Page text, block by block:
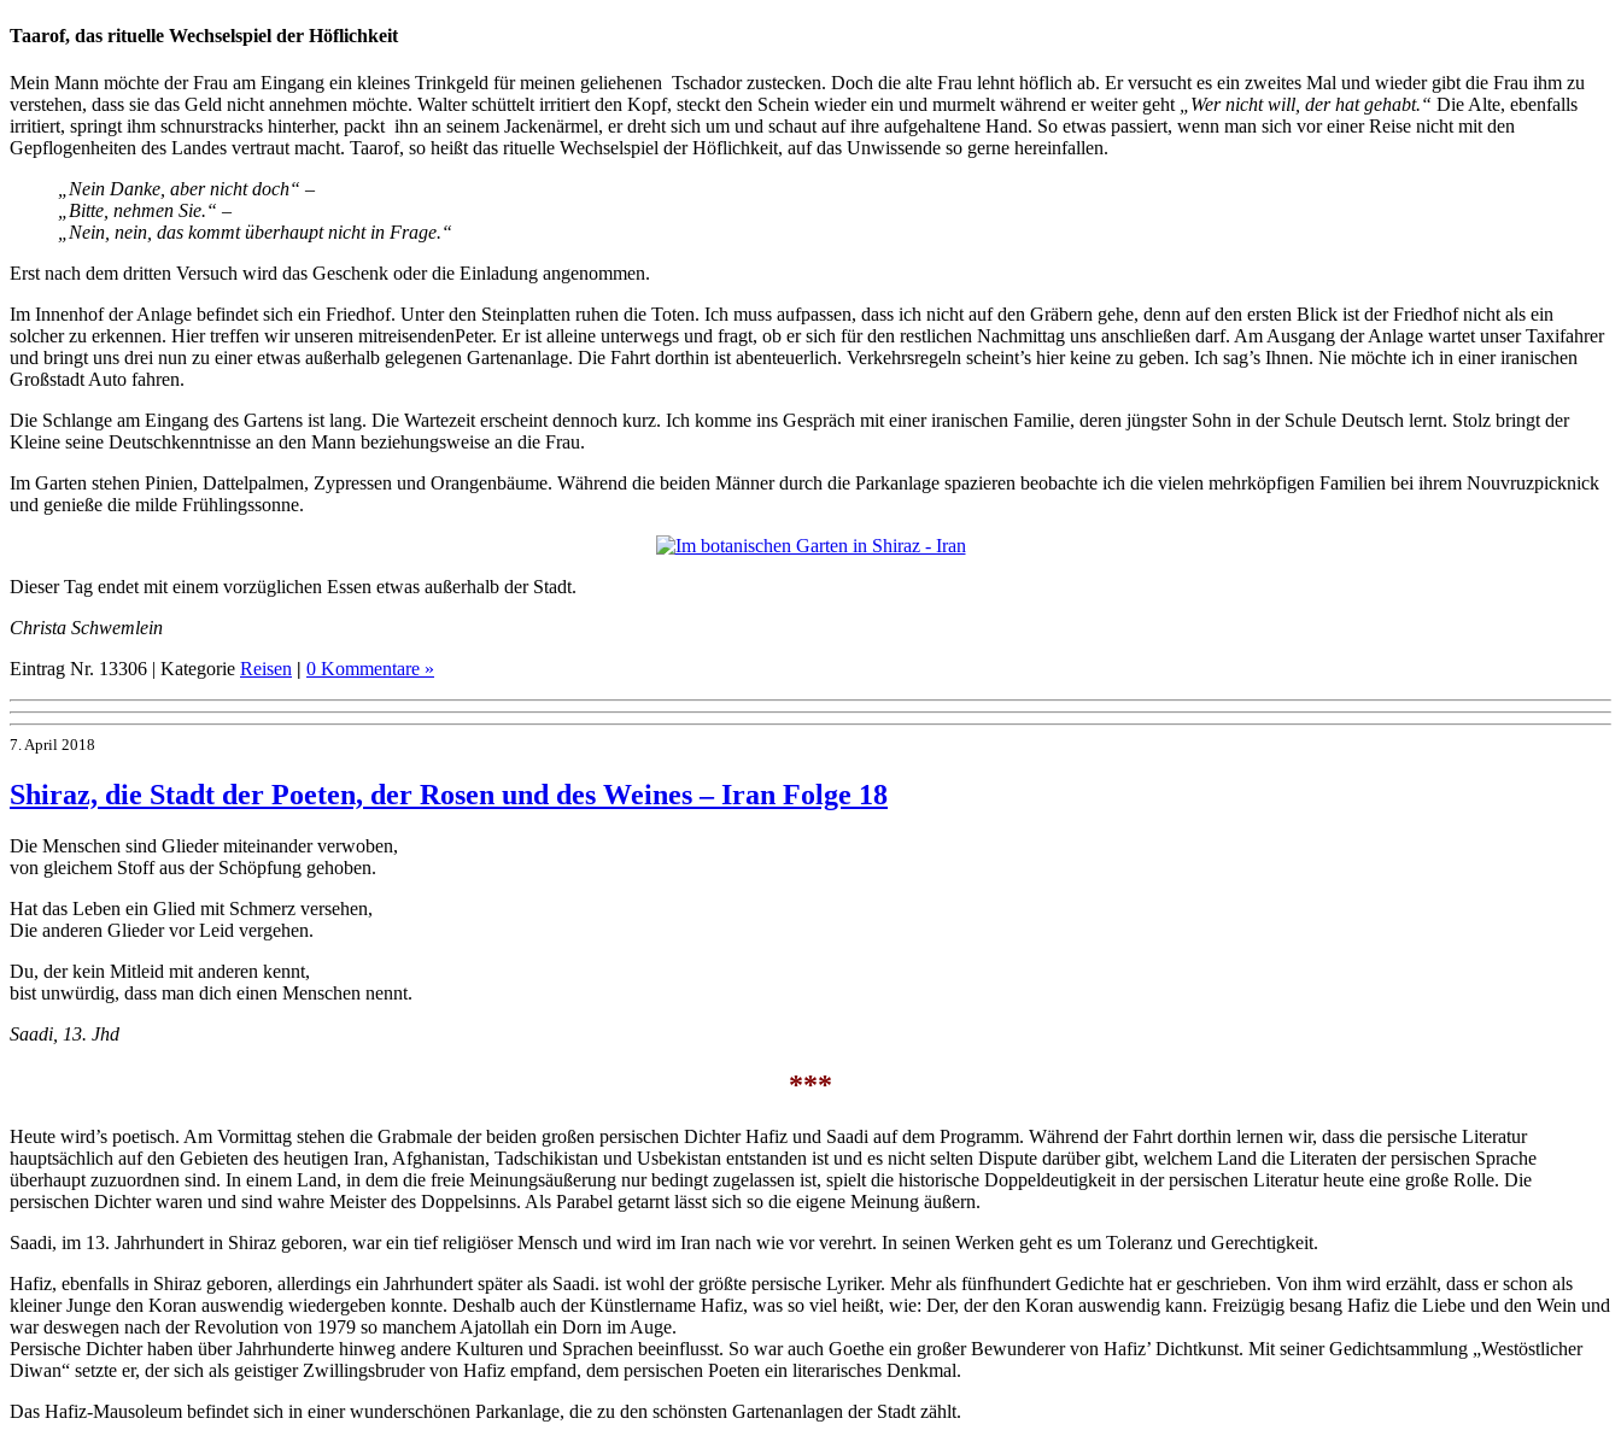
Taarof, das rituelle Wechselspiel der Höflichkeit
Mein Mann möchte der Frau am Eingang ein kleines Trinkgeld für meinen geliehenen Tschador zustecken. Doch die alte Frau lehnt höflich ab. Er versucht es ein zweites Mal und wieder gibt die Frau ihm zu
verstehen, dass sie das Geld nicht annehmen möchte. Walter schüttelt irritiert den Kopf, steckt den Schein wieder ein und murmelt während er weiter geht
„Wer nicht will, der hat gehabt.“ Die Alte, ebenfalls
irritiert, springt ihm schnurstracks hinterher, packt ihn an seinem Jackenärmel, er dreht sich um und schaut auf ihre aufgehaltene Hand. So etwas passiert, wenn man sich vor einer Reise nicht mit den
Gepflogenheiten des Landes vertraut macht. Taarof, so heißt das rituelle Wechselspiel der Höflichkeit, auf das Unwissende so gerne hereinfallen.
„Nein Danke, aber nicht doch“ –
„Bitte, nehmen Sie.“ –
„Nein, nein, das kommt überhaupt nicht in Frage.“
Erst nach dem dritten Versuch wird das Geschenk oder die Einladung angenommen.
Im Innenhof der Anlage befindet sich ein Friedhof. Unter den Steinplatten ruhen die Toten. Ich muss aufpassen, dass ich nicht auf den Gräbern gehe, denn auf den ersten Blick ist der Friedhof nicht als ein
solcher zu erkennen. Hier treffen wir unseren mitreisendenPeter. Er ist alleine unterwegs und fragt, ob er sich für den restlichen Nachmittag uns anschließen darf. Am Ausgang der Anlage wartet unser Taxifahrer
und bringt uns drei nun zu einer etwas außerhalb gelegenen Gartenanlage. Die Fahrt dorthin ist abenteuerlich. Verkehrsregeln scheint’s hier keine zu geben. Ich sag’s Ihnen. Nie möchte ich in einer iranischen
Großstadt Auto fahren.
Die Schlange am Eingang des Gartens ist lang. Die Wartezeit erscheint dennoch kurz. Ich komme ins Gespräch mit einer iranischen Familie, deren jüngster Sohn in der Schule Deutsch lernt. Stolz bringt der
Kleine seine Deutschkenntnisse an den Mann beziehungsweise an die Frau.
Im Garten stehen Pinien, Dattelpalmen, Zypressen und Orangenbäume. Während die beiden Männer durch die Parkanlage spazieren beobachte ich die vielen mehrköpfigen Familien bei ihrem Nouvruzpicknick
und genieße die milde Frühlingssonne.
Dieser Tag endet mit einem vorzüglichen Essen etwas außerhalb der Stadt.
Christa Schwemlein
Eintrag Nr. 13306 | Kategorie Reisen | 0 Kommentare »
7. April 2018
Shiraz, die Stadt der Poeten, der Rosen und des Weines – Iran Folge 18
Die Menschen sind Glieder miteinander verwoben,
von gleichem Stoff aus der Schöpfung gehoben.
Hat das Leben ein Glied mit Schmerz versehen,
Die anderen Glieder vor Leid vergehen.
Du, der kein Mitleid mit anderen kennt,
bist unwürdig, dass man dich einen Menschen nennt.
Saadi, 13. Jhd
***
Heute wird’s poetisch. Am Vormittag stehen die Grabmale der beiden großen persischen Dichter Hafiz und Saadi auf dem Programm. Während der Fahrt dorthin lernen wir, dass die persische Literatur
hauptsächlich auf den Gebieten des heutigen Iran, Afghanistan, Tadschikistan und Usbekistan entstanden ist und es nicht selten Dispute darüber gibt, welchem Land die Literaten der persischen Sprache
überhaupt zuzuordnen sind. In einem Land, in dem die freie Meinungsäußerung nur bedingt zugelassen ist, spielt die historische Doppeldeutigkeit in der persischen Literatur heute eine große Rolle. Die
persischen Dichter waren und sind wahre Meister des Doppelsinns. Als Parabel getarnt lässt sich so die eigene Meinung äußern.
Saadi, im 13. Jahrhundert in Shiraz geboren, war ein tief religiöser Mensch und wird im Iran nach wie vor verehrt. In seinen Werken geht es um Toleranz und Gerechtigkeit.
Hafiz, ebenfalls in Shiraz geboren, allerdings ein Jahrhundert später als Saadi. ist wohl der größte persische Lyriker. Mehr als fünfhundert Gedichte hat er geschrieben. Von ihm wird erzählt, dass er schon als
kleiner Junge den Koran auswendig wiedergeben konnte. Deshalb auch der Künstlername Hafiz, was so viel heißt, wie: Der, der den Koran auswendig kann. Freizügig besang Hafiz die Liebe und den Wein und
war deswegen nach der Revolution von 1979 so manchem Ajatollah ein Dorn im Auge.
Persische Dichter haben über Jahrhunderte hinweg andere Kulturen und Sprachen beeinflusst. So war auch Goethe ein großer Bewunderer von Hafiz’ Dichtkunst. Mit seiner Gedichtsammlung „Westöstlicher
Diwan“ setzte er, der sich als geistiger Zwillingsbruder von Hafiz empfand, dem persischen Poeten ein literarisches Denkmal.
Das Hafiz-Mausoleum befindet sich in einer wunderschönen Parkanlage, die zu den schönsten Gartenanlagen der Stadt zählt.